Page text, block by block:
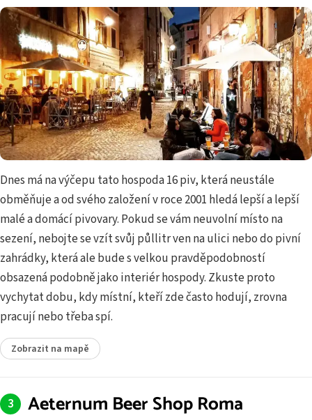
Dnes má na výčepu tato hospoda 16 piv, která neustále
obměňuje a od svého založení v roce 2001 hledá lepší a lepší
malé a domácí pivovary. Pokud se vám neuvolní místo na
sezení, nebojte se vzít svůj půllitr ven na ulici nebo do pivní
zahrádky, která ale bude s velkou pravděpodobností
obsazená podobně jako interiér hospody. Zkuste proto
vychytat dobu, kdy místní, kteří zde často hodují, zrovna
pracují nebo třeba spí.
Zobrazit na mapě
Aeternum Beer Shop Roma